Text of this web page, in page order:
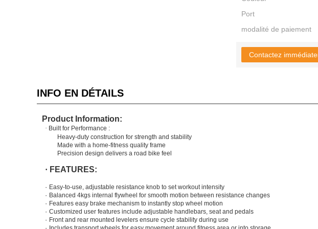
Port
modalité de paiement
Contactez
INFO EN DÉTAILS
Product Information:
· Built for Performance :
Heavy-duty construction for strength and stability
Made with a home-fitness quality frame
Precision design delivers a road bike feel
· FEATURES:
· Easy-to-use, adjustable resistance knob to set workout intensity
· Balanced 4kgs internal flywheel for smooth motion between resistance changes
· Features easy brake mechanism to instantly stop wheel motion
· Customized user features include adjustable handlebars, seat and pedals
· Front and rear mounted levelers ensure cycle stability during use